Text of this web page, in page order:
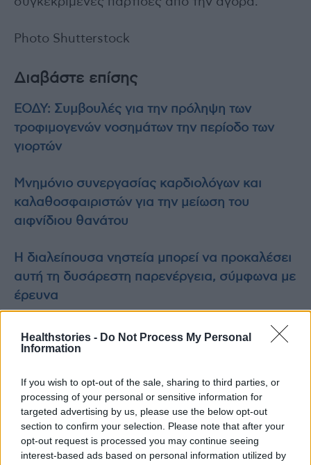
Healthstories - Do Not Process My Personal
Information
If you wish to opt-out of the sale, sharing to third parties, or
processing of your personal or sensitive information for
targeted advertising by us, please use the below opt-out
section to confirm your selection. Please note that after your
opt-out request is processed you may continue seeing
interest-based ads based on personal information utilized by
Photo Shutterstock
Διαβάστε επίσης
ΕΟΔΥ: Συμβουλές για την πρόληψη των
τροφιμογενών νοσημάτων την περίοδο των
γιορτών
Μνημόνιο συνεργασίας καρδιολόγων και
καλαθοσφαιριστών για την μείωση του
αιφνίδιου θανάτου
Η διαλείπουσα νηστεία μπορεί να προκαλέσει
αυτή τη δυσάρεστη παρενέργεια, σύμφωνα με
έρευνα